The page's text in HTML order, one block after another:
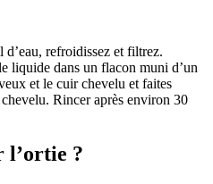
d’eau, refroidissez et filtrez.
liquide dans un flacon muni d’un
et le cuir chevelu et faites
Rincer après environ 30
l’ortie ?